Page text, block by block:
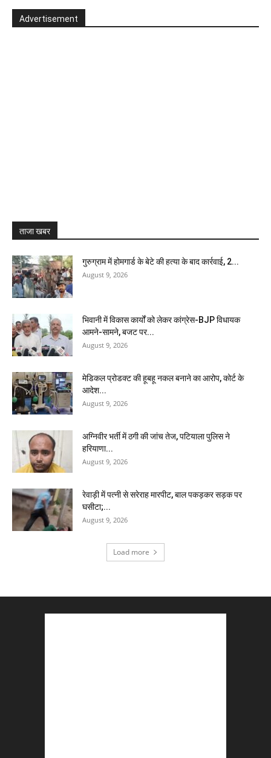
Advertisement
ताजा खबर
गुरुग्राम में होमगार्ड के बेटे की हत्या के बाद कार्रवाई, 2...
August 9, 2026
भिवानी में विकास कार्यों को लेकर कांग्रेस-BJP विधायक
आमने-सामने, बजट पर...
August 9, 2026
मेडिकल प्रोडक्ट की हूबहू नकल बनाने का आरोप, कोर्ट के
आदेश...
August 9, 2026
अग्निवीर भर्ती में ठगी की जांच तेज, पटियाला पुलिस ने
हरियाणा...
August 9, 2026
रेवाड़ी में पत्नी से सरेराह मारपीट, बाल पकड़कर सड़क पर
घसीटा;...
August 9, 2026
Load more